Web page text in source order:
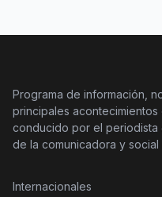
Programa de información,
principales
conducido por el
de la comunicadora y
Internacionales